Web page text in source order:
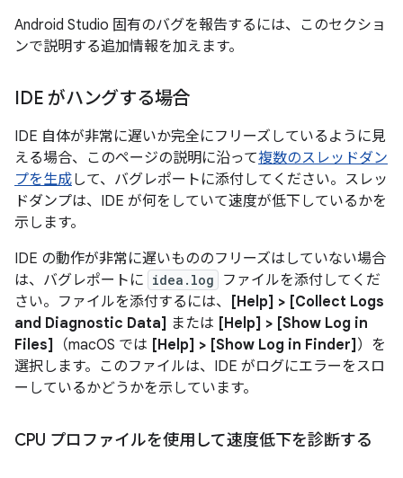
Android Studio 固有のバグを報告するには、このセクショ
ンで説明する追加情報を加えます。
IDE がハングする場合
IDE 自体が非常に遅いか完全にフリーズしているように見
える場合、このページの説明に沿って複数のスレッドダン
プを生成して、バグレポートに添付してください。スレッ
ドダンプは、IDE が何をしていて速度が低下しているかを
示します。
IDE の動作が非常に遅いもののフリーズはしていない場合
は、バグレポートに idea.log
ファイルを添付してくだ
さい。ファイルを添付するには、
[Help] > [Collect Logs
and Diagnostic Data] または [Help] > [Show Log in
Files]
（macOS では [Help] > [Show Log in Finder] ）を
選択します。このファイルは、IDE がログにエラーをスロ
ーしているかどうかを示しています。
CPU プロファイルを使用して速度低下を診断する